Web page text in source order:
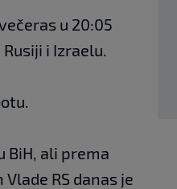
u 20:05
i Izraelu.
BiH, ali prema
Vlade RS danas je